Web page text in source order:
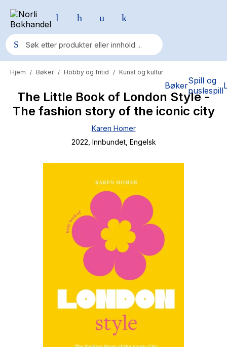
BøkerSpill og
puslespill
Populære søk
Pokemon
One piece
Fury Bound - Sable Sorensen
Hypopressiv trening
The Housemaid
Hjem / Bøker / Hobby og fritid / Kunst og kultur
The Little Book of London Style -
The fashion story of the iconic city
Karen Homer
2022 , Innbundet, Engelsk